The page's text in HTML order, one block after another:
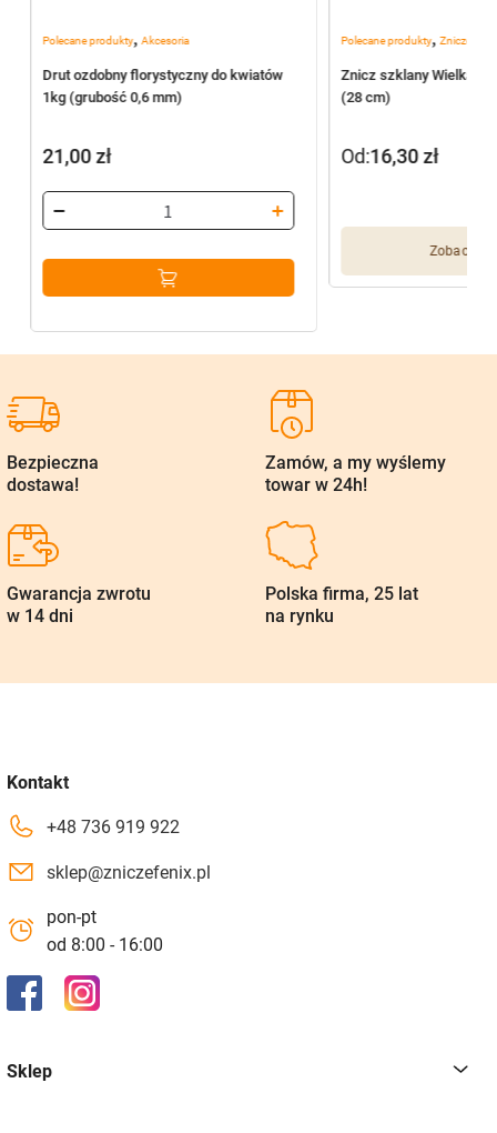
Polecane produkty, Akcesoria
Drut ozdobny florystyczny do kwiatów
1kg (grubość 0,6 mm)
21,00zł
Polecane produkty,Znicze
Znicz szklany
(28 cm)
Zobacz
Od:16,30zł
Bezpieczna
dostawa!
Zamów, a my wyślemy
towar w 24h!
Gwarancja zwrotu
w 14 dni
Polska firma, 25 lat
na rynku
Kontakt
+48 736 919 922
sklep@zniczefenix.pl
pon-pt
od 8:00 - 16:00
Sklep